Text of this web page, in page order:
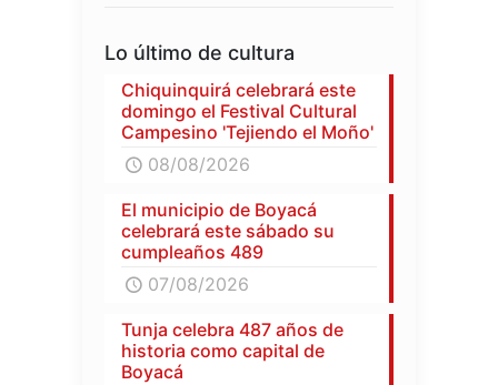
Lo último de cultura
Chiquinquirá celebrará este
domingo el Festival Cultural
Campesino 'Tejiendo el Moño'
08/08/2026
El municipio de Boyacá
celebrará este sábado su
cumpleaños 489
07/08/2026
Tunja celebra 487 años de
historia como capital de
Boyacá